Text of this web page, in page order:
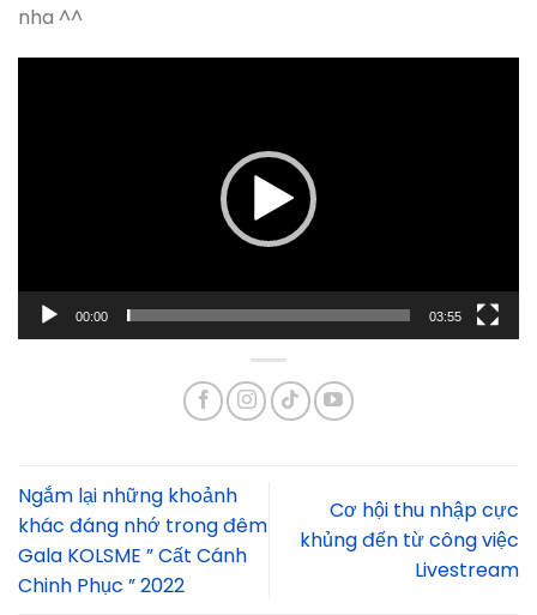
nha ^^
00:00 03:55
Ngắm lại những khoảnh
khác đáng nhớ trong đêm
Gala KOLSME ” Cất Cánh
Chinh Phục ” 2022
Cơ hội thu nhập cực
khủng đến từ công việc
Livestream